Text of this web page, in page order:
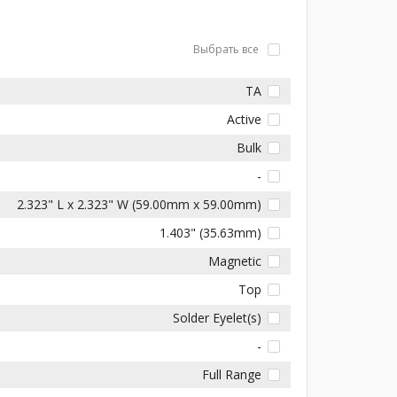
Выбрать все
TA
Active
Bulk
-
2.323" L x 2.323" W (59.00mm x 59.00mm)
1.403" (35.63mm)
Magnetic
Top
Solder Eyelet(s)
-
Full Range